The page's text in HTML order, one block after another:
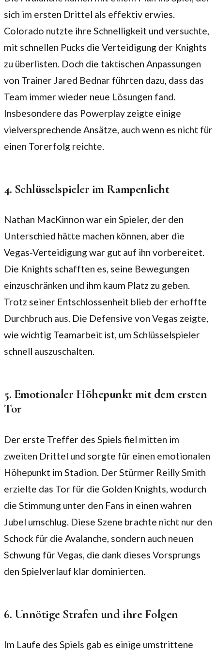
sich im ersten Drittel als effektiv erwies.
Colorado nutzte ihre Schnelligkeit und versuchte,
mit schnellen Pucks die Verteidigung der Knights
zu überlisten. Doch die taktischen Anpassungen
von Trainer Jared Bednar führten dazu, dass das
Team immer wieder neue Lösungen fand.
Insbesondere das Powerplay zeigte einige
vielversprechende Ansätze, auch wenn es nicht für
einen Torerfolg reichte.
4. Schlüsselspieler im Rampenlicht
Nathan MacKinnon war ein Spieler, der den
Unterschied hätte machen können, aber die
Vegas-Verteidigung war gut auf ihn vorbereitet.
Die Knights schafften es, seine Bewegungen
einzuschränken und ihm kaum Platz zu geben.
Trotz seiner Entschlossenheit blieb der erhoffte
Durchbruch aus. Die Defensive von Vegas zeigte,
wie wichtig Teamarbeit ist, um Schlüsselspieler
schnell auszuschalten.
5. Emotionaler Höhepunkt mit dem ersten
Tor
Der erste Treffer des Spiels fiel mitten im
zweiten Drittel und sorgte für einen emotionalen
Höhepunkt im Stadion. Der Stürmer Reilly Smith
erzielte das Tor für die Golden Knights, wodurch
die Stimmung unter den Fans in einen wahren
Jubel umschlug. Diese Szene brachte nicht nur den
Schock für die Avalanche, sondern auch neuen
Schwung für Vegas, die dank dieses Vorsprungs
den Spielverlauf klar dominierten.
6. Unnötige Strafen und ihre Folgen
Im Laufe des Spiels gab es einige umstrittene